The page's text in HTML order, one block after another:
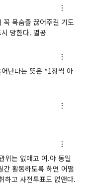
꼭 목숨줄 끊어주길 기도
망한다. 멸공
난다는 뜻은 *1장씩 아
위는 없애고 여.야 동일
활동하도록 하면 어떨
하고 사전투표도 없앤다.